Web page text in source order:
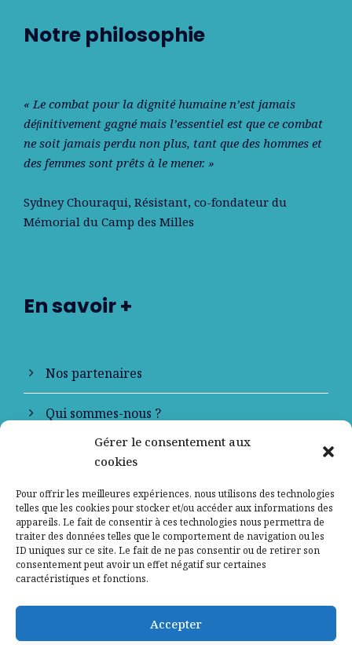
Gérer le consentement aux
cookies
Pour offrir les meilleures expériences, nous utilisons des technologies
telles que les cookies pour stocker et/ou accéder aux informations des
appareils. Le fait de consentir à ces technologies nous permettra de
traiter des données telles que le comportement de navigation ou les
ID uniques sur ce site. Le fait de ne pas consentir ou de retirer son
consentement peut avoir un effet négatif sur certaines
caractéristiques et fonctions.
Accepter
Notre philosophie
« Le combat pour la dignité humaine n’est jamais
déﬁnitivement gagné mais l’essentiel est que ce combat
ne soit jamais perdu non plus, tant que des hommes et
des femmes sont prêts à le mener. »
Sydney Chouraqui, Résistant, co-fondateur du
Mémorial du Camp des Milles
En savoir +
Nos partenaires
Qui sommes-nous ?
Contactez-nous
Mentions légales
Politique de confidentialité